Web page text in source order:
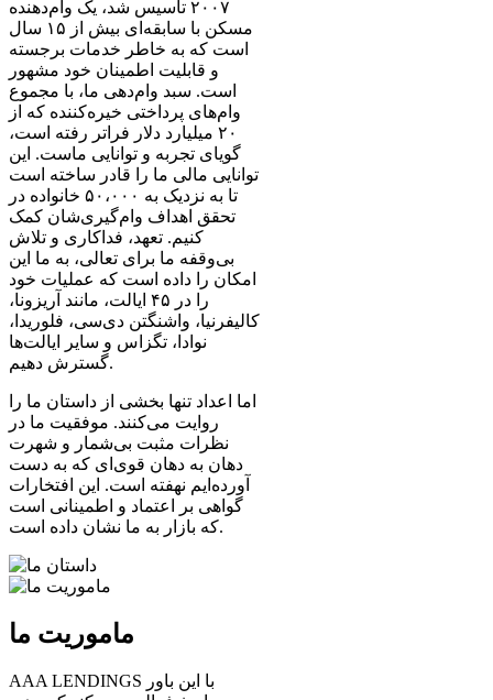
۲۰۰۷ تأسیس شد، یک وام‌دهنده
مسکن با سابقه‌ای بیش از ۱۵ سال
است که به خاطر خدمات برجسته
و قابلیت اطمینان خود مشهور
است. سبد وام‌دهی ما، با مجموع
وام‌های پرداختی خیره‌کننده که از
۲۰ میلیارد دلار فراتر رفته است،
گویای تجربه و توانایی ماست. این
توانایی مالی ما را قادر ساخته است
تا به نزدیک به ۵۰،۰۰۰ خانواده در
تحقق اهداف وام‌گیری‌شان کمک
کنیم. تعهد، فداکاری و تلاش
بی‌وقفه ما برای تعالی، به ما این
امکان را داده است که عملیات خود
را در ۴۵ ایالت، مانند آریزونا،
کالیفرنیا، واشنگتن دی‌سی، فلوریدا،
نوادا، تگزاس و سایر ایالت‌ها
گسترش دهیم.
اما اعداد تنها بخشی از داستان ما را
روایت می‌کنند. موفقیت ما در
نظرات مثبت بی‌شمار و شهرت
دهان به دهان قوی‌ای که به دست
آورده‌ایم نهفته است. این افتخارات
گواهی بر اعتماد و اطمینانی است
که بازار به ما نشان داده است.
ماموریت ما
AAA LENDINGS با این باور